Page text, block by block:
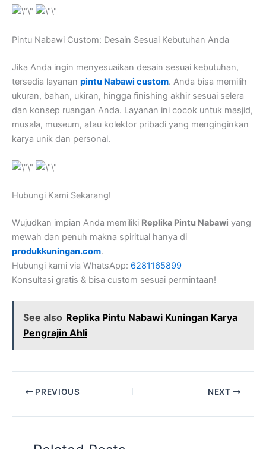
Pintu Nabawi Custom: Desain Sesuai Kebutuhan Anda
Jika Anda ingin menyesuaikan desain sesuai kebutuhan,
tersedia layanan pintu Nabawi custom. Anda bisa memilih
ukuran, bahan, ukiran, hingga finishing akhir sesuai selera
dan konsep ruangan Anda. Layanan ini cocok untuk masjid,
musala, museum, atau kolektor pribadi yang menginginkan
karya unik dan personal.
Hubungi Kami Sekarang!
Wujudkan impian Anda memiliki Replika Pintu Nabawi yang
mewah dan penuh makna spiritual hanya di
produkkuningan.com.
Hubungi kami via WhatsApp: 6281165899
Konsultasi gratis & bisa custom sesuai permintaan!
See also Replika Pintu Nabawi Kuningan Karya
Pengrajin Ahli
PREVIOUS NEXT